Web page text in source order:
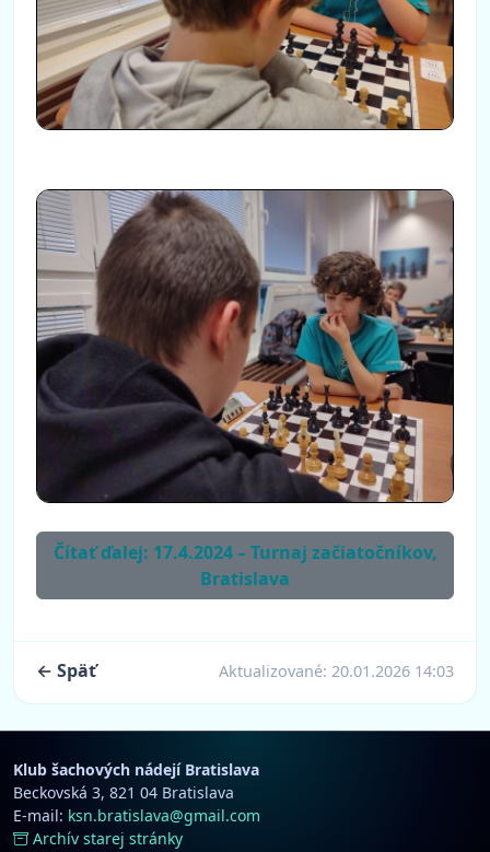
Čítať ďalej: 17.4.2024 – Turnaj začiatočníkov,
Bratislava
← Späť Aktualizované: 20.01.2026 14:03
Klub šachových nádejí Bratislava
Beckovská 3, 821 04 Bratislava
E-mail: ksn.bratislava@gmail.com
Archív starej stránky